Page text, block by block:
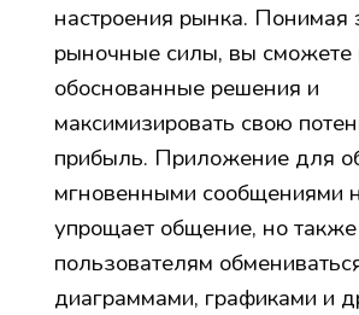
настроения рынка. Понимая
рыночные силы, вы сможете
обоснованные решения и
максимизировать свою
прибыль. Приложение для
мгновенными сообщениями
упрощает общение, но
пользователям
диаграммами, графиками и